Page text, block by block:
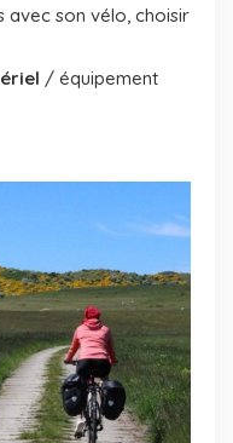
avec son vélo, choisir
/ équipement